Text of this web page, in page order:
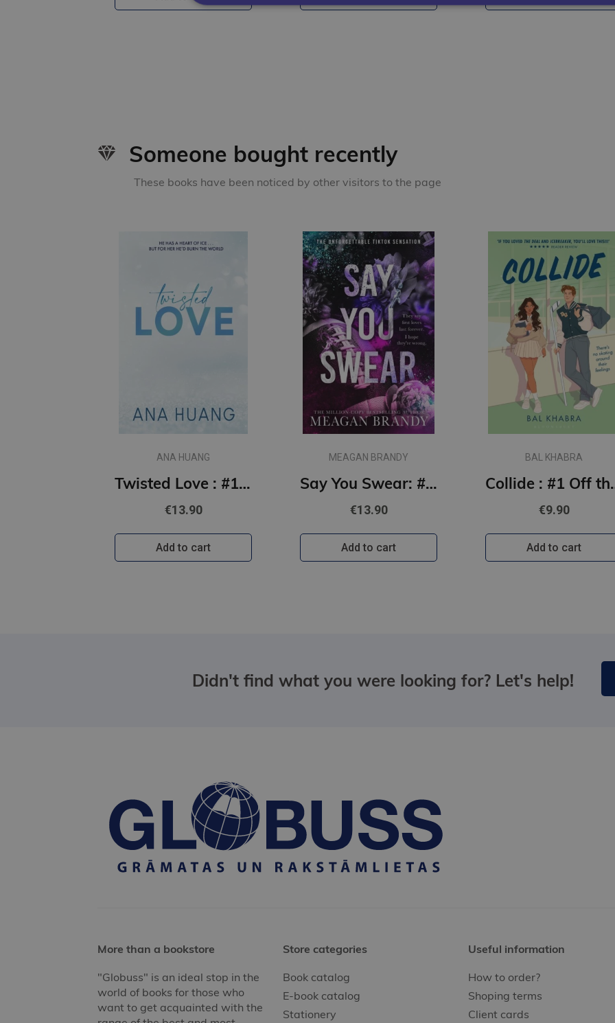
Someone bought recently
These books have been noticed by other visitors to the page
ANA HUANG
Twisted Love : #1 Twisted series - the TikTok sensation! Fall into a world of addictive romance...
€13.90
Add to cart
MEAGAN BRANDY
Say You Swear: #1 Boys of Avix series : The smash-hit TikTok sensation
€13.90
Add to cart
BAL KHABRA
€9.90
Add to cart
Didn't find what you were looking for? Let's help!
More than a bookstore
"Globuss" is an ideal stop in the
world of books for those who
want to get acquainted with the
Store categories
Book catalog
E-book catalog
Stationery
Useful information
How to order?
Shoping terms
Client cards